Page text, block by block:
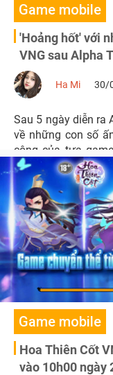
Game mobile
'Hoảng hốt' với
VNG sau Alpha
Ha Mi 30/
Sau 5 ngày diễn ra
về những con số
công của tựa
Hãy theo dõi
sao tựa game này
Game mobile
Hoa Thiên Cốt
vào 10h00 ngày